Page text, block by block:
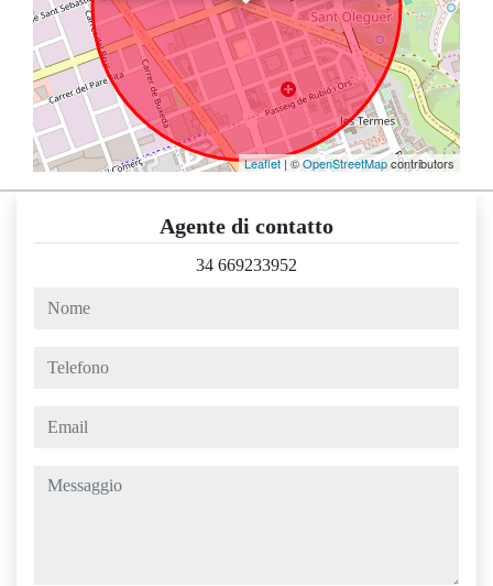
Leaflet| ©OpenStreetMapcontributors
Agente di contatto
34 669233952
nome
telefono
email
messaggio